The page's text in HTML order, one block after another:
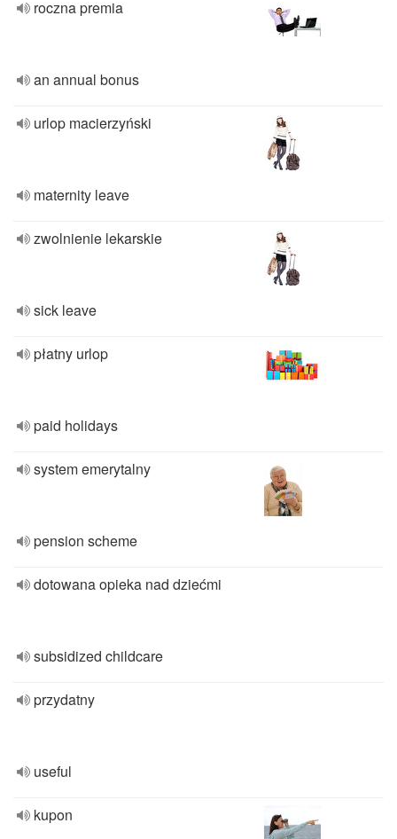
roczna premia
an annual bonus
urlop macierzyński
maternity leave
zwolnienie lekarskie
sick leave
płatny urlop
paid holidays
system emerytalny
pension scheme
dotowana opieka nad dziećmi
subsidized childcare
przydatny
useful
kupon